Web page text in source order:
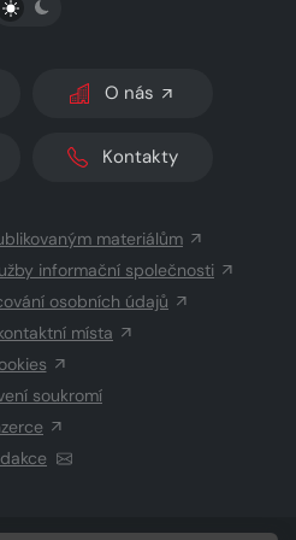
O nás
Kontakty
materiálům
informační společnosti
osobních údajů
místa
soukromí